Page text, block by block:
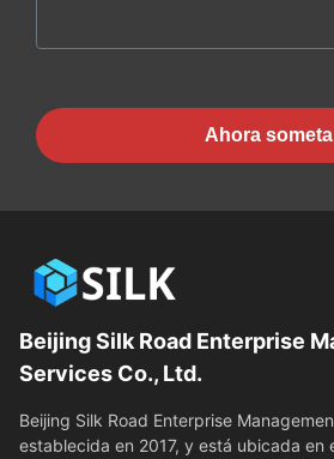
Ahora someta
Beijing Silk Road Enterprise
Services Co., Ltd.
Beijing Silk Road Enterprise
establecida en 2017, y está ubicada en